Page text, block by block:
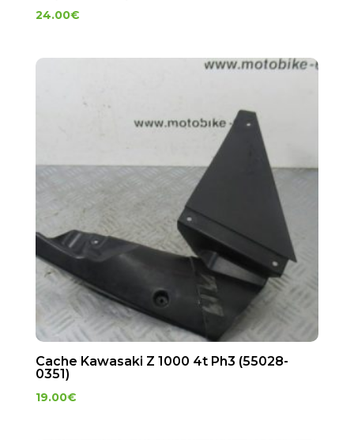
24.00€
Cache Kawasaki Z 1000 4t Ph3 (55028-
0351)
19.00€